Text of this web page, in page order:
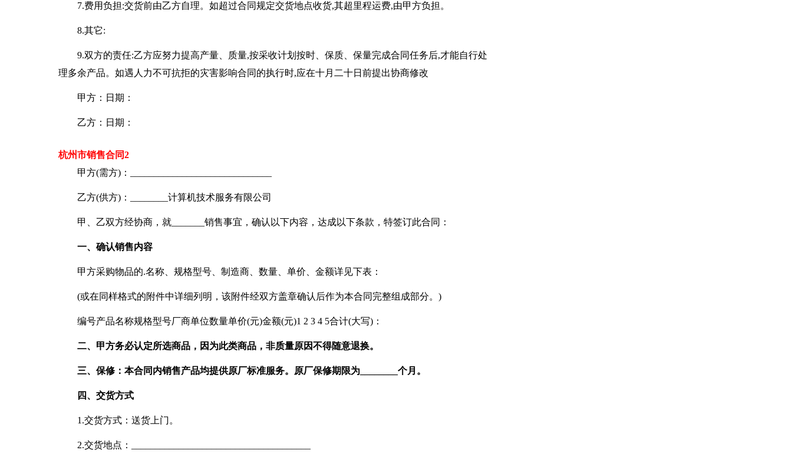
7.费用负担:交货前由乙方自理。如超过合同规定交货地点收货,其超里程运费,由甲方负担。
8.其它:
9.双方的责任:乙方应努力提高产量、质量,按采收计划按时、保质、保量完成合同任务后,才能自行处
理多余产品。如遇人力不可抗拒的灾害影响合同的执行时,应在十月二十日前提出协商修改
甲方：日期：
乙方：日期：
杭州市销售合同2
甲方(需方)：______________________________
乙方(供方)：________计算机技术服务有限公司
甲、乙双方经协商，就_______销售事宜，确认以下内容，达成以下条款，特签订此合同：
一、确认销售内容
甲方采购物品的.名称、规格型号、制造商、数量、单价、金额详见下表：
(或在同样格式的附件中详细列明，该附件经双方盖章确认后作为本合同完整组成部分。)
编号产品名称规格型号厂商单位数量单价(元)金额(元)1 2 3 4 5合计(大写)：
二、甲方务必认定所选商品，因为此类商品，非质量原因不得随意退换。
三、保修：本合同内销售产品均提供原厂标准服务。原厂保修期限为________个月。
四、交货方式
1.交货方式：送货上门。
2.交货地点：______________________________________